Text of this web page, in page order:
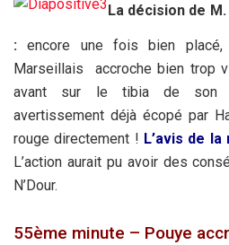
La décision de
:encore une fois bien
Marseillais accroche bien trop
avant sur le tibia de son
avertissement déjà écopé par
rouge directement ! L’avis de
L’action aurait pu avoir des
N’Dour.
55ème minute – Pouye